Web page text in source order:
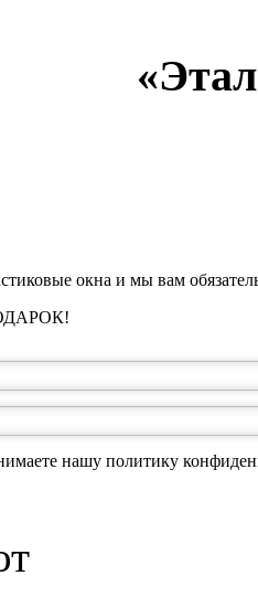
окна и мы вам
нашу политику